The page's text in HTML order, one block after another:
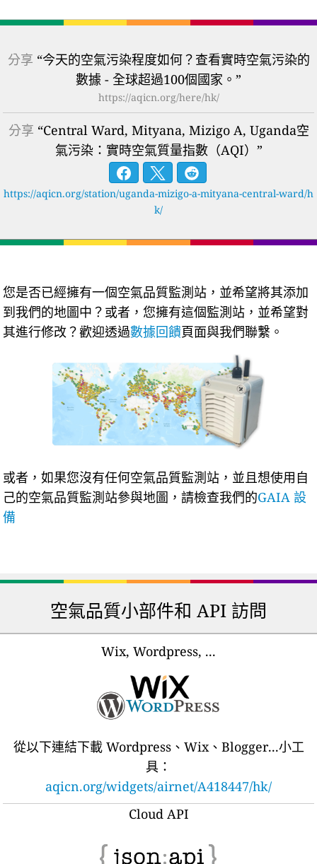
分享 “今天的空氣污染程度如何？查看實時空氣污染的
數據 - 全球超過100個國家。”
https://aqicn.org/here/hk/
分享 “Central Ward, Mityana, Mizigo A, Uganda空
氣污染：實時空氣質量指數（AQI）”
https://aqicn.org/station/uganda-mizigo-a-mityana-central-ward/h
k/
您是否已經擁有一個空氣品質監測站，並希望將其添加
到我們的地圖中？或者，您擁有這個監測站，並希望對
其進行修改？歡迎透過數據回饋頁面與我們聯繫。
或者，如果您沒有任何空氣品質監測站，並且想使用自
己的空氣品質監測站參與地圖，請檢查我們的GAIA 設
備
空氣品質小部件和 API 訪問
Wix, Wordpress, ...
從以下連結下載 Wordpress、Wix、Blogger...小工
具：
aqicn.org/widgets/airnet/A418447/hk/
Cloud API